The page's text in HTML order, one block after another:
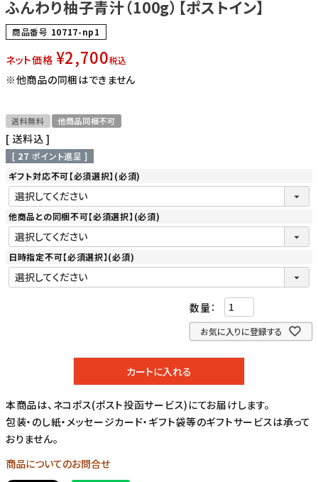
ふんわり柚子青汁（100g）【ポストイン】
商品番号 10717-np1
ネット価格 ¥2,700税込
※他商品の同梱はできません
送料無料 他商品同梱不可
送料込
[ 27 ポイント進呈 ]
ギフト対応不可【必須選択】 (必須)
他商品との同梱不可【必須選択】 (必須)
日時指定不可【必須選択】(必須)
お気に入りに登録する
カートに入れる
本商品は、ネコポス(ポスト投函サービス)にてお届けします。
包装・のし紙・メッセージカード・ギフト袋等のギフトサービスは承って
おりません。
商品についてのお問合せ